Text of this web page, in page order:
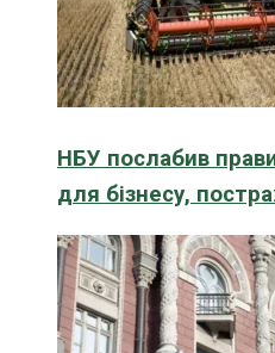
НБУ послабив
для бізнесу,